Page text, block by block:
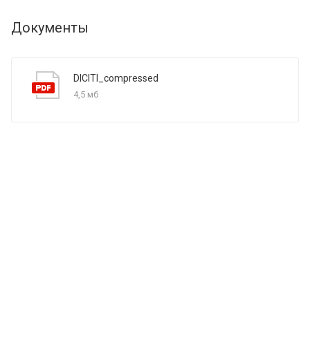
Документы
DICITI_compressed
4,5 мб